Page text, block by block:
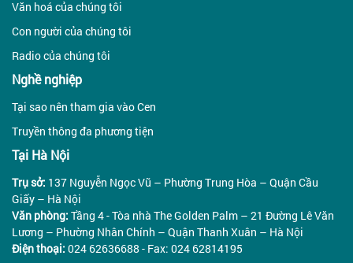
Văn hoá của chúng tôi
Con người của chúng tôi
Radio của chúng tôi
Nghề nghiệp
Tại sao nên tham gia vào Cen
Truyền thông đa phương tiện
Tại Hà Nội
Trụ sở: 137 Nguyễn Ngọc Vũ – Phường Trung Hòa – Quận Cầu
Giấy – Hà Nội
Văn phòng: Tầng 4 - Tòa nhà The Golden Palm – 21 Đường Lê Văn
Lương – Phường Nhân Chính – Quận Thanh Xuân – Hà Nội
Điện thoại: 024 62636688 - Fax: 024 62814195